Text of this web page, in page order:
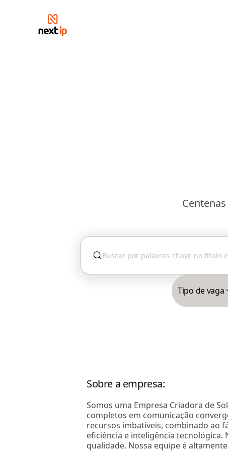
Tipo de vaga
Sobre a empresa:
Somos uma Empresa Criadora de
completos em comunicação
recursos imbatíveis, combinado ao
eficiência e inteligência
qualidade. Nossa equipe é